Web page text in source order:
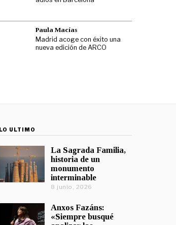
Paula Macías
Madrid acoge con éxito una
nueva edición de ARCO
LO ÚLTIMO
La Sagrada Familia,
historia de un
monumento
interminable
8 junio, 2026
Anxos Fazáns:
«Siempre busqué